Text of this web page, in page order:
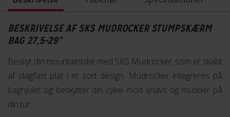
BESKRIVELSE AF SKS MUDROCKER STUMPSKÆRM
BAG 27,5-29"
Beskyt din mountainbike med SKS Mudrocker, som er skabt
af slagfast plat i et sort design. Mudrocker integreres på
baghjulet og beskytter din cykel mod snavs og mudder på
din tur.